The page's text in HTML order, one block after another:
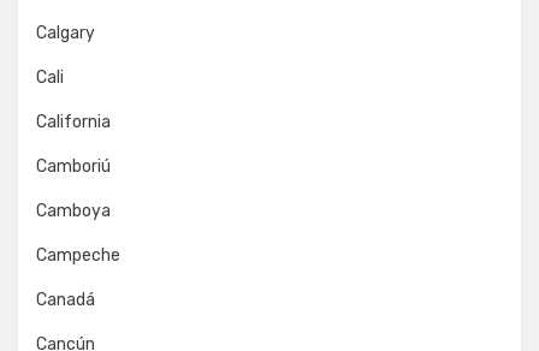
Calgary
Cali
California
Camboriú
Camboya
Campeche
Canadá
Cancún